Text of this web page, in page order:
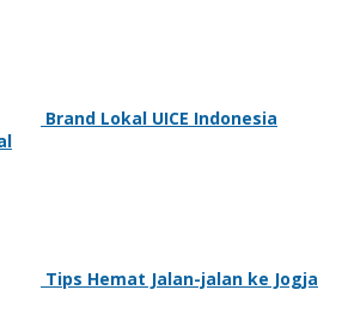
Brand Lokal UICE Indonesia
Tips Hemat Jalan-jalan ke Jogja